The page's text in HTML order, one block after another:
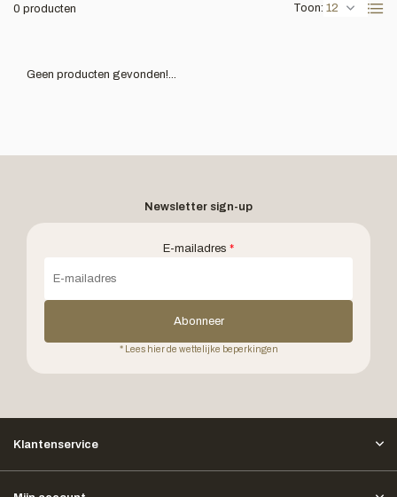
0 producten Toon:
Geen producten gevonden!...
Newsletter sign-up
E-mailadres *
Abonneer
* Lees hier de wettelijke beperkingen
Klantenservice